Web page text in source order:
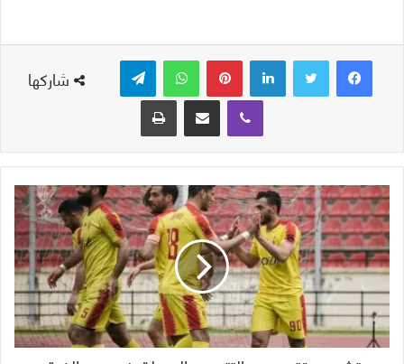
شاركها
لينكدإن بينتيريست واتساب
ڤايبر
مشاركة عبر البريد طباعة